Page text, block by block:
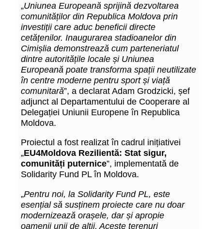
„Uniunea Europeană sprijină dezvoltarea
comunităților din Republica Moldova prin
investiții care aduc beneficii directe
cetățenilor. Inaugurarea stadioanelor din
Cimișlia demonstrează cum parteneriatul
dintre autoritățile locale și Uniunea
Europeană poate transforma spații neutilizate
în centre moderne pentru sport și viață
comunitară”, a declarat Adam Grodzicki, șef
adjunct al Departamentului de Cooperare al
Delegației Uniunii Europene în Republica
Moldova.
Proiectul a fost realizat în cadrul inițiativei
„EU4Moldova Rezilientă: Stat sigur,
comunități puternice”, implementată de
Solidarity Fund PL în Moldova.
„Pentru noi, la Solidarity Fund PL, este
esențial să susținem proiecte care nu doar
modernizează orașele, dar și apropie
oamenii unii de alții. Aceste terenuri